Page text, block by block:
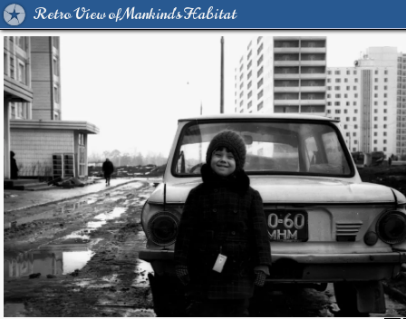
Retro View of Mankind's Habitat